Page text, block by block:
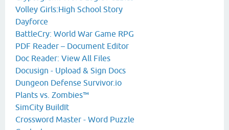
Volley Girls:High School Story
Dayforce
BattleCry: World War Game RPG
PDF Reader – Document Editor
Doc Reader: View All Files
Docusign - Upload & Sign Docs
Dungeon Defense Survivor.io
Plants vs. Zombies™
SimCity BuildIt
Crossword Master - Word Puzzle